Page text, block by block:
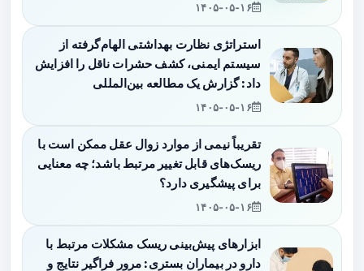
۱۴۰۵-۰۵-۱۶
استراتژی نظارت بهداشتی الهام‌گرفته از
سیستم ایمنی، کشف حشرات ناقل را افزایش
داد: گزارش یک مطالعه بین‌المللی
۱۴۰۵-۰۵-۱۶
تقریباً نیمی از موارد زوال عقل ممکن است با
ریسک‌های قابل تغییر مرتبط باشد؛ چه معنایی
برای پیشگیری دارد؟
۱۴۰۵-۰۵-۱۶
ابزارهای پیش‌بینی ریسک مشکلات مرتبط با
دارو در بیماران بستری: مرور فراگیر نتایج و